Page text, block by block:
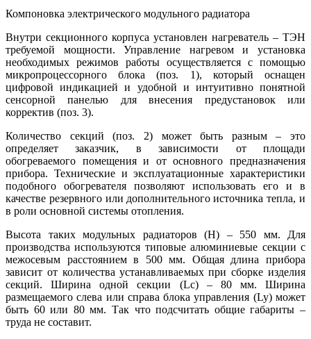
Компоновка электрического модульного радиатора
Внутри секционного корпуса установлен нагреватель – ТЭН
требуемой мощности. Управление нагревом и установка
необходимых режимов работы осуществляется с помощью
микропроцессорного блока (поз. 1), который оснащен
цифровой индикацией и удобной и интуитивно понятной
сенсорной панелью для внесения предустановок или
корректив (поз. 3).
Количество секций (поз. 2) может быть разным – это
определяет заказчик, в зависимости от площади
обогреваемого помещения и от основного предназначения
прибора. Технические и эксплуатационные характеристики
подобного обогревателя позволяют использовать его и в
качестве резервного или дополнительного источника тепла, и
в роли основной системы отопления.
Высота таких модульных радиаторов (Н) – 550 мм. Для
производства используются типовые алюминиевые секции с
межосевым расстоянием в 500 мм. Общая длина прибора
зависит от количества устанавливаемых при сборке изделия
секций. Ширина одной секции (Lc) – 80 мм. Ширина
размещаемого слева или справа блока управления (Ly) может
быть 60 или 80 мм. Так что подсчитать общие габариты –
труда не составит.